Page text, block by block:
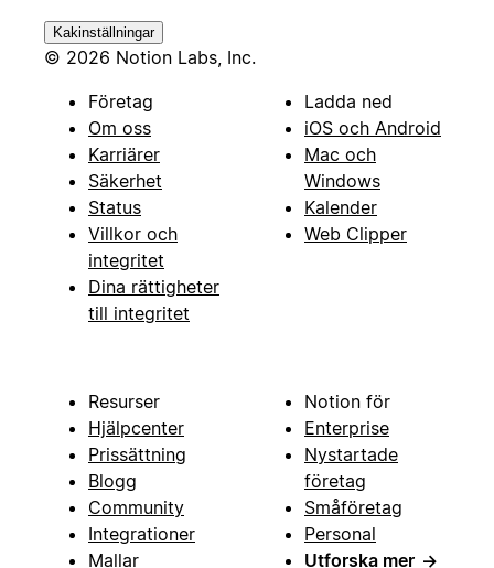
Kakinställningar
© 2026 Notion Labs, Inc.
Företag
Om oss
Karriärer
Säkerhet
Status
Villkor och
integritet
Dina rättigheter
till integritet
Ladda ned
iOS och Android
Mac och
Windows
Kalender
Web Clipper
Resurser
Hjälpcenter
Prissättning
Blogg
Community
Integrationer
Mallar
Notion för
Enterprise
Nystartade
företag
Småföretag
Personal
Utforska mer →